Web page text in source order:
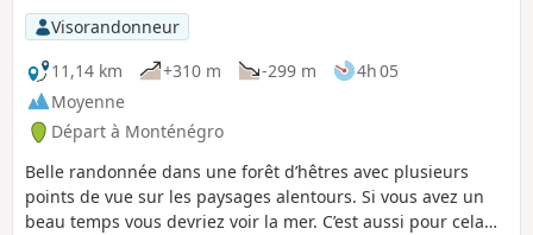
Visorandonneur
11,14 km
+310 m -299 m
4h 05
Moyenne
Départ à Monténégro
Belle randonnée dans une forêt d’hêtres avec plusieurs
points de vue sur les paysages alentours. Si vous avez un
beau temps vous devriez voir la mer. C’est aussi pour cela